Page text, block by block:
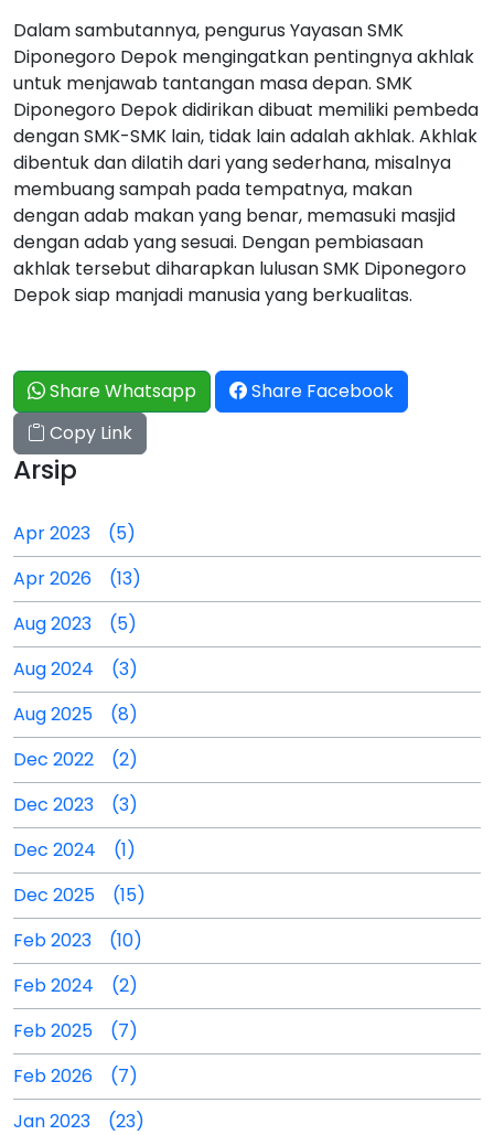
Dalam sambutannya, pengurus Yayasan SMK
Diponegoro Depok mengingatkan pentingnya akhlak
untuk menjawab tantangan masa depan. SMK
Diponegoro Depok didirikan dibuat memiliki pembeda
dengan SMK-SMK lain, tidak lain adalah akhlak. Akhlak
dibentuk dan dilatih dari yang sederhana, misalnya
membuang sampah pada tempatnya, makan
dengan adab makan yang benar, memasuki masjid
dengan adab yang sesuai. Dengan pembiasaan
akhlak tersebut diharapkan lulusan SMK Diponegoro
Depok siap manjadi manusia yang berkualitas.
Share Whatsapp
Share Facebook
Copy Link
Arsip
Apr 2023 (5)
Apr 2026 (13)
Aug 2023 (5)
Aug 2024 (3)
Aug 2025 (8)
Dec 2022 (2)
Dec 2023 (3)
Dec 2024 (1)
Dec 2025 (15)
Feb 2023 (10)
Feb 2024 (2)
Feb 2025 (7)
Feb 2026 (7)
Jan 2023 (23)